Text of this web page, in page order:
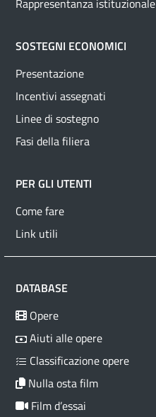
Rappresentanza istituzionale
SOSTEGNI ECONOMICI
Presentazione
Incentivi assegnati
Linee di sostegno
Fasi della filiera
PER GLI UTENTI
Come fare
Link utili
DATABASE
Opere
Aiuti alle opere
Classificazione opere
Nulla osta film
Film d’essai